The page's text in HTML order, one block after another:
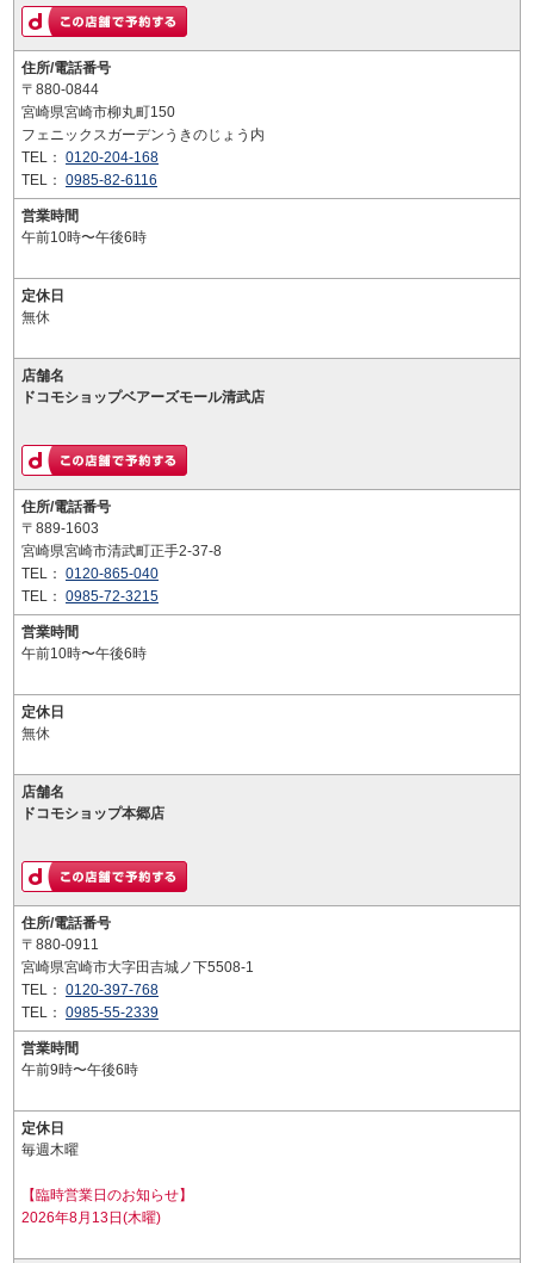
住所/電話番号
〒880-0844
宮崎県宮崎市柳丸町150
フェニックスガーデンうきのじょう内
TEL： 0120-204-168
TEL： 0985-82-6116
営業時間
午前10時〜午後6時
定休日
無休
店舗名
ドコモショップベアーズモール清武店
住所/電話番号
〒889-1603
宮崎県宮崎市清武町正手2-37-8
TEL： 0120-865-040
TEL： 0985-72-3215
営業時間
午前10時〜午後6時
定休日
無休
店舗名
ドコモショップ本郷店
住所/電話番号
〒880-0911
宮崎県宮崎市大字田吉城ノ下5508-1
TEL： 0120-397-768
TEL： 0985-55-2339
営業時間
午前9時〜午後6時
定休日
毎週木曜
【臨時営業日のお知らせ】
2026年8月13日(木曜)